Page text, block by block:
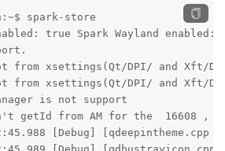
spark-store
true Spark Wayland enabled:
xsettings(Qt/DPI/ and Xft/
xsettings(Qt/DPI/ and Xft/
is not support
getId from AM for the  16608 ,
[Debug]